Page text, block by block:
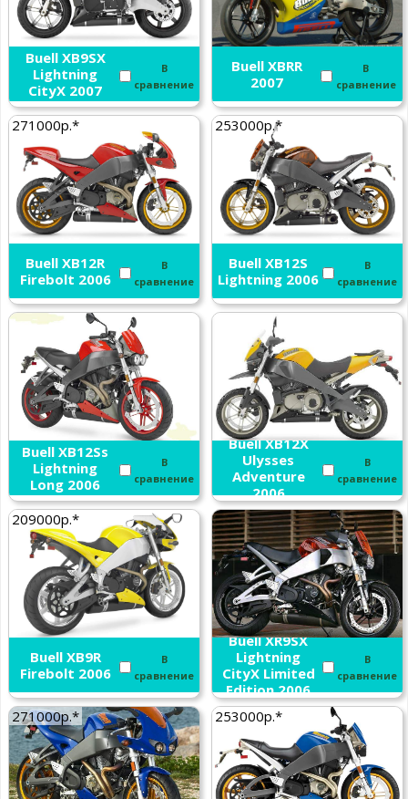
Buell XB9SX
Lightning
CityX 2007
В
сравнение
Buell XBRR
2007
В
сравнение
271000р.*
Buell XB12R
Firebolt 2006
В
сравнение
253000р.*
Buell XB12S
Lightning 2006
В
сравнение
Buell XB12Ss
Lightning
Long 2006
В
сравнение
Buell XB12X
Ulysses
Adventure
2006
В
сравнение
209000р.*
Buell XB9R
Firebolt 2006
В
сравнение
Buell XR9SX
Lightning
CityX Limited
Edition 2006
В
сравнение
271000р.* 253000р.*